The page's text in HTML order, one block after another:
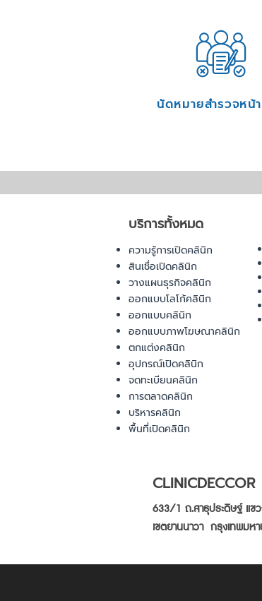
นัดหมายสำรวจหน้
บริการทั้งหมด
ความรู้การเปิดคลินิก
สินเชื่อเปิดคลินิก
วางแผนธุรกิจคลินิก
ออกแบบโลโก้คลินิก
ออกแบบคลินิก
ออกแบบภาพโฆษณาคลินิก
ตกแต่งคลินิก
อุปกรณ์เปิดคลินิก
จดทะเบียนคลินิก
การตลาดคลินิก
บริหารคลินิก
พื้นที่เปิดคลินิก
CLINICDECCOR
633/1 ถ.สาธุประดิษฐ์ แขว
เขตยานนาวา กรุงเทพมห